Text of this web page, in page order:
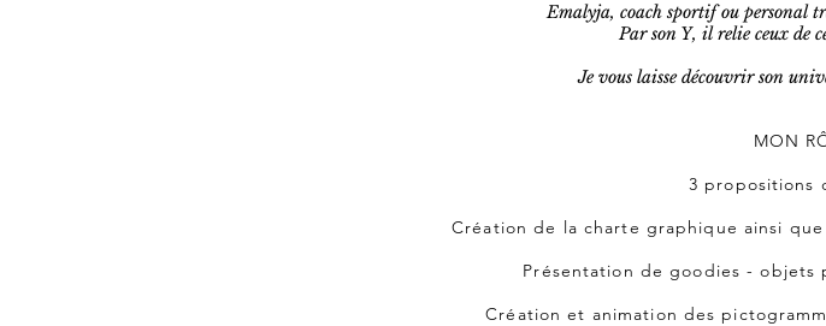
Emalyja, coach sportif ou personal
Par son Y, il relie ceux de
Je vous laisse découvrir son
MON
3 propositions
Création de la charte graphique ainsi
Présentation de goodies - objets
Création et animation des